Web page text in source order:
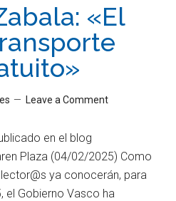
«El
Leave a Comment
en el blog
Plaza (04/02/2025) Como
ya conocerán, para
el Gobierno Vasco ha